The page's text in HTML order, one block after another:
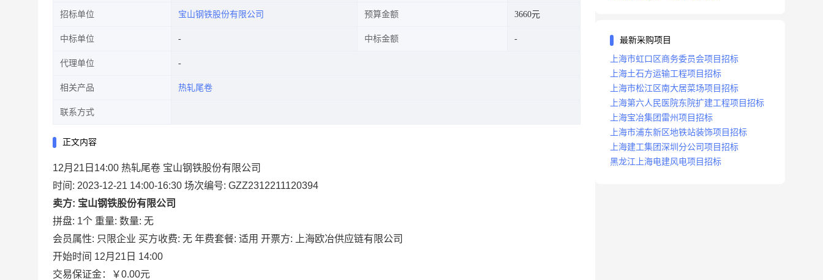
招标单位 宝山钢铁股份有限公司 预算金额 3660元
中标单位 中标金额
代理单位
相关产品 热轧尾卷
联系方式
正文内容
12月21日14:00 热轧尾卷 宝山钢铁股份有限公司
时间: 2023-12-21 14:00-16:30 场次编号: GZZ2312211120394
卖方: 宝山钢铁股份有限公司
拼盘: 1个 重量: 数量: 无
会员属性: 只限企业 买方收费: 无 年费套餐: 适用 开票方: 上海欧冶供应链有限公司
开始时间 12月21日 14:00
交易保证金：
￥0.00元
最新采购项目
上海市虹口区商务委员会项目招标
上海土石方运输工程项目招标
上海市松江区南大居菜场项目招标
上海第六人民医院东院扩建工程项目招标
上海宝冶集团雷州项目招标
上海市浦东新区地铁站装饰项目招标
上海建工集团深圳分公司项目招标
黑龙江上海电建风电项目招标